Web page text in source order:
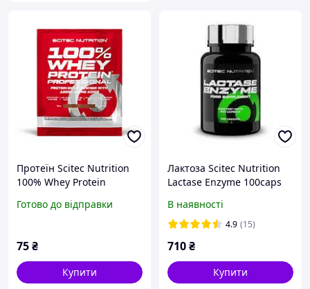
Протеїн Scitec Nutrition
100% Whey Protein
Банан-ківі
Готово до відправки
75₴
Купити
Лактоза Scitec Nutrition
Lactase Enzyme 100caps
В наявності
4.9 (15)
710₴
Купити